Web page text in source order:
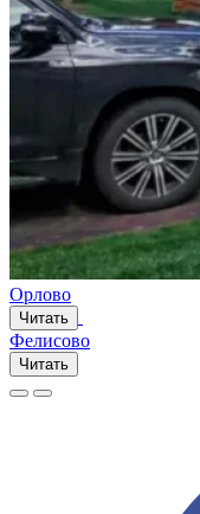
Орлово
Читать
Фелисово
Читать